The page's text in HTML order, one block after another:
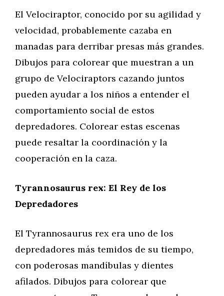
El Velociraptor, conocido por su agilidad y
velocidad, probablemente cazaba en
manadas para derribar presas más grandes.
Dibujos para colorear que muestran a un
grupo de Velociraptors cazando juntos
pueden ayudar a los niños a entender el
comportamiento social de estos
depredadores. Colorear estas escenas
puede resaltar la coordinación y la
cooperación en la caza.
Tyrannosaurus rex: El Rey de los
Depredadores
El Tyrannosaurus rex era uno de los
depredadores más temidos de su tiempo,
con poderosas mandíbulas y dientes
afilados. Dibujos para colorear que